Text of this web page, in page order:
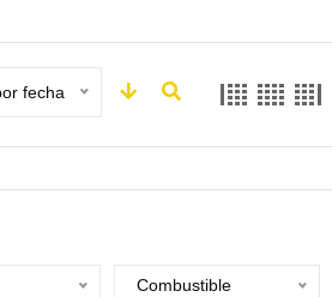
fecha
Combustible